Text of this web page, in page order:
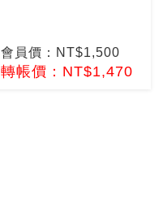
會員價：NT$1,500
轉帳價：NT$1,470